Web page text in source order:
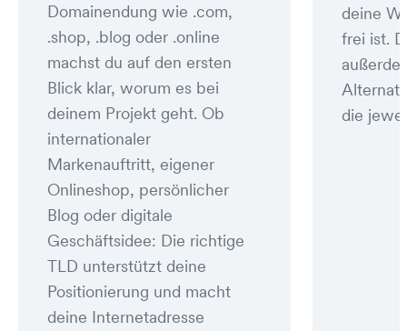
Domainendung wie .com,
.shop, .blog oder .online
machst du auf den ersten
Blick klar, worum es bei
deinem Projekt geht. Ob
internationaler
Markenauftritt, eigener
Onlineshop, persönlicher
Blog oder digitale
Geschäftsidee: Die richtige
TLD unterstützt deine
Positionierung und macht
deine Internetadresse
deine
frei ist.
die